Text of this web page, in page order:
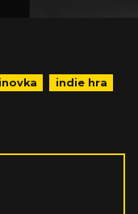
indie hra